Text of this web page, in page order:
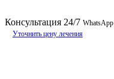
Консультация 24/7 WhatsApp
Уточнить цену лечения